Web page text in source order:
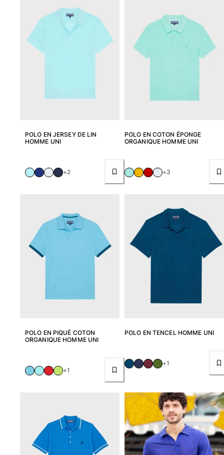
POLO EN JERSEY DE LIN
HOMME UNI
+2
POLO EN COTON ÉPONGE
ORGANIQUE HOMME UNI
+3
POLO EN PIQUÉ COTON
ORGANIQUE HOMME UNI
+1
POLO EN TENCEL HOMME UNI
+1